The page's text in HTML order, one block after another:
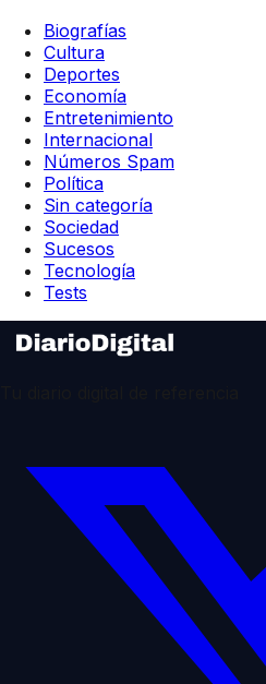
Biografías
Cultura
Deportes
Economía
Entretenimiento
Internacional
Números Spam
Política
Sin categoría
Sociedad
Sucesos
Tecnología
Tests